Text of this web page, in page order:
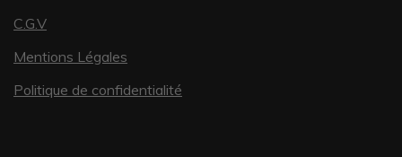
C.G.V
Mentions Légales
Politique de confidentialité